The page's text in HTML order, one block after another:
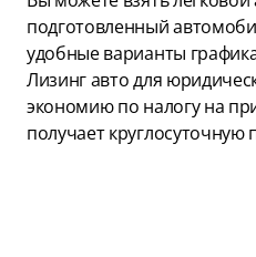
подготовленный
удобные варианты
Лизинг авто для
экономию по налогу на
получает